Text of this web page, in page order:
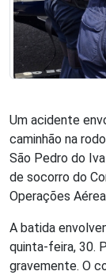
Um acidente
caminhão na
São Pedro do
de socorro do
Operações
A batida
quinta-feira, 30.
gravemente. O